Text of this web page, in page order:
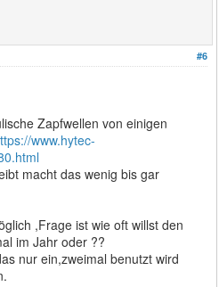
#6
Zapfwellen von einigen
www.hytec-
macht das wenig bis gar
,Frage ist wie oft willst den
im Jahr oder ??
nur ein,zweimal benutzt wird